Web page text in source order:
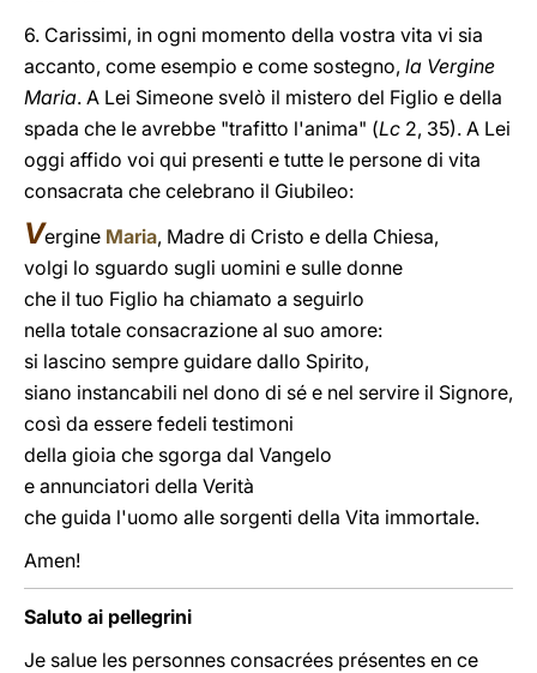
6. Carissimi, in ogni momento della vostra vita vi sia
accanto, come esempio e come sostegno, la Vergine
Maria. A Lei Simeone svelò il mistero del Figlio e della
spada che le avrebbe "trafitto l'anima" (Lc 2, 35). A Lei
oggi affido voi qui presenti e tutte le persone di vita
consacrata che celebrano il Giubileo:
Vergine Maria, Madre di Cristo e della Chiesa,
volgi lo sguardo sugli uomini e sulle donne
che il tuo Figlio ha chiamato a seguirlo
nella totale consacrazione al suo amore:
si lascino sempre guidare dallo Spirito,
siano instancabili nel dono di sé e nel servire il Signore,
così da essere fedeli testimoni
della gioia che sgorga dal Vangelo
e annunciatori della Verità
che guida l'uomo alle sorgenti della Vita immortale.
Amen!
Saluto ai pellegrini
Je salue les personnes consacrées présentes en ce